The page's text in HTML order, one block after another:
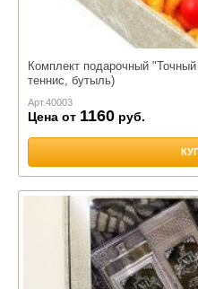
Комплект подарочный
теннис, бутыль)
Арт.40003
Цена от 1160 руб.